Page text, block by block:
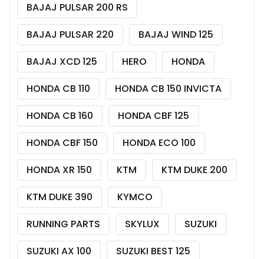
BAJAJ PULSAR 200 RS
BAJAJ PULSAR 220
BAJAJ WIND 125
BAJAJ XCD 125
HERO
HONDA
HONDA CB 110
HONDA CB 150 INVICTA
HONDA CB 160
HONDA CBF 125
HONDA CBF 150
HONDA ECO 100
HONDA XR 150
KTM
KTM DUKE 200
KTM DUKE 390
KYMCO
RUNNING PARTS
SKYLUX
SUZUKI
SUZUKI AX 100
SUZUKI BEST 125